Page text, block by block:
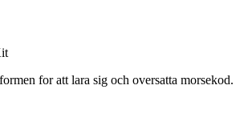
for att lara sig och oversatta morsekod.